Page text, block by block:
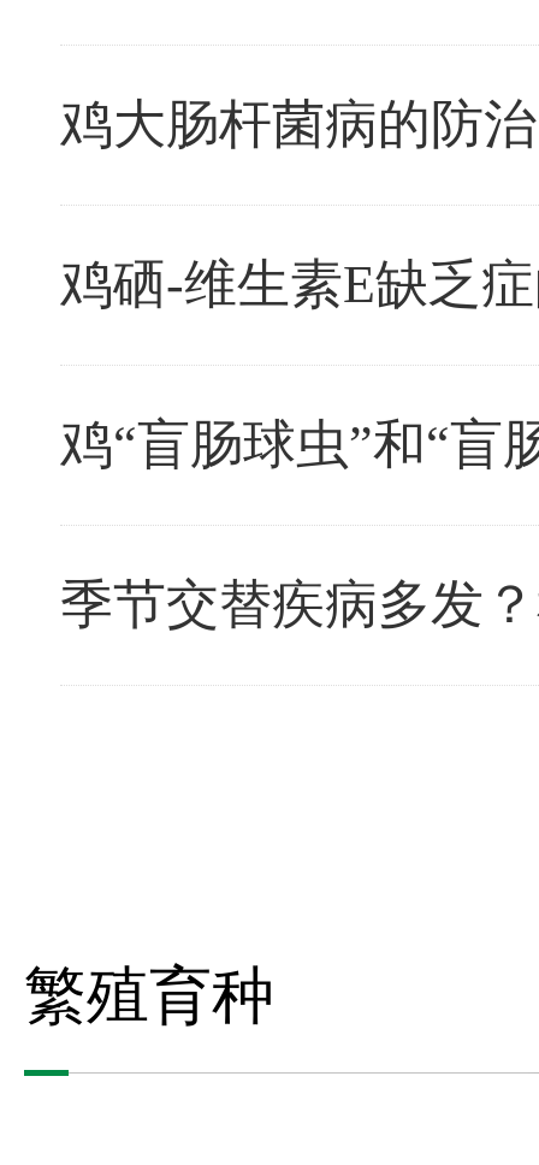
鸡大肠杆菌病的防治
鸡硒-维生素E缺乏
鸡“盲肠球虫”和“盲
季节交替疾病多发
繁殖育种